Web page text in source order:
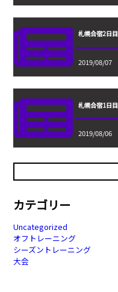
札幌合宿2日目
2019/08/07
札幌合宿1日目
2019/08/06
カテゴリー
Uncategorized
オフトレーニング
シーズントレーニング
大会